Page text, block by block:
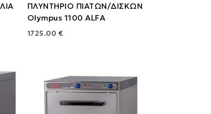
ΠΛΥΝΤΗΡΙΟ ΠΙΑΤΩΝ/ΔΙΣΚΩΝ
Olympus 1100 ALFA
1725.00 €